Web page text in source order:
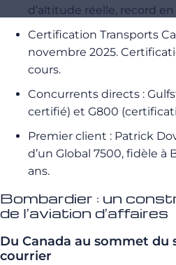
d’altitude réelle, record
Certification Transports
novembre 2025.
cours.
Concurrents directs :
certifié) et G800
Premier client : Patrick
d’un Global 7500, fidèle à
ans.
Bombardier : un
de l’aviation d’affaires
Du Canada au sommet
courrier